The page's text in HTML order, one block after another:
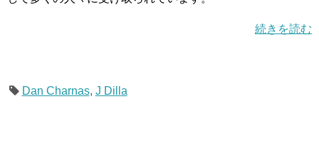
続きを読む
Dan Charnas, J Dilla